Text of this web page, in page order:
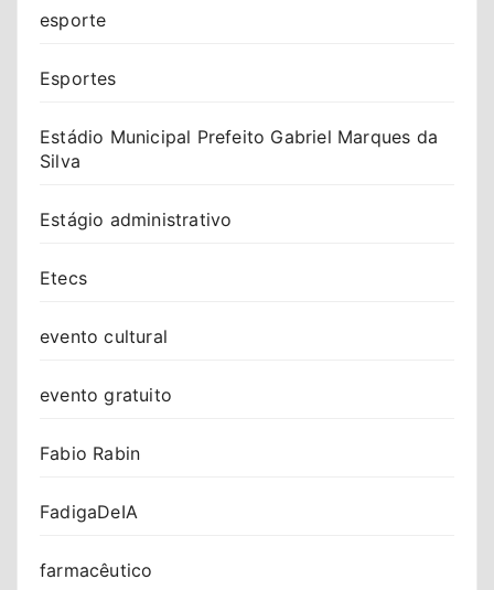
esporte
Esportes
Estádio Municipal Prefeito Gabriel Marques da
Silva
Estágio administrativo
Etecs
evento cultural
evento gratuito
Fabio Rabin
FadigaDeIA
farmacêutico